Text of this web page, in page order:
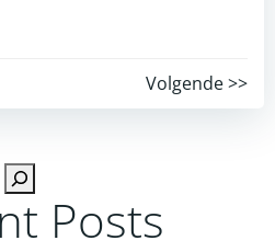
Post
navigation
Volgende >>
Posts